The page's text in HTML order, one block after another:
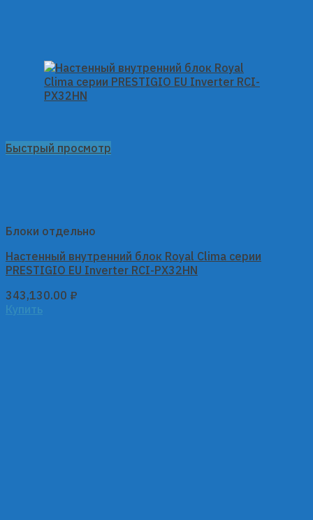
Быстрый просмотр
Блоки отдельно
Настенный внутренний блок Royal Clima серии
PRESTIGIO EU Inverter RCI-PX32HN
343,130.00 ₽
Купить